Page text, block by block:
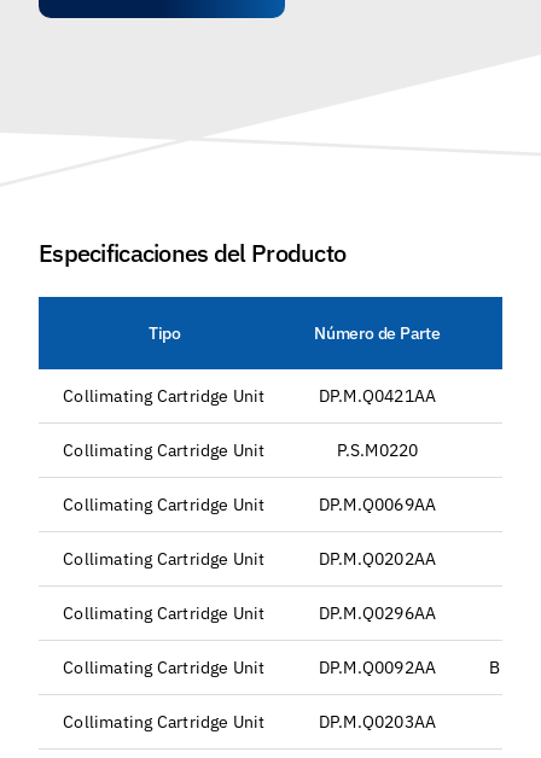
Especificaciones del Producto
Tipo Número de Parte
Collimating Cartridge Unit DP.M.Q0421AA
Collimating Cartridge Unit P.S.M0220
Collimating Cartridge Unit DP.M.Q0069AA
Collimating Cartridge Unit DP.M.Q0202AA
Collimating Cartridge Unit DP.M.Q0296AA
Collimating Cartridge Unit DP.M.Q0092AA
Collimating Cartridge Unit DP.M.Q0203AA